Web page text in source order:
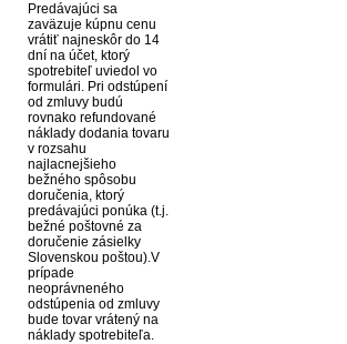
Predávajúci sa
zaväzuje kúpnu cenu
vrátiť najneskôr do 14
dní na účet, ktorý
spotrebiteľ uviedol vo
formulári. Pri odstúpení
od zmluvy budú
rovnako refundované
náklady dodania tovaru
v rozsahu
najlacnejšieho
bežného spôsobu
doručenia, ktorý
predávajúci ponúka (t.j.
bežné poštovné za
doručenie zásielky
Slovenskou poštou).V
prípade
neoprávneného
odstúpenia od zmluvy
bude tovar vrátený na
náklady spotrebiteľa.